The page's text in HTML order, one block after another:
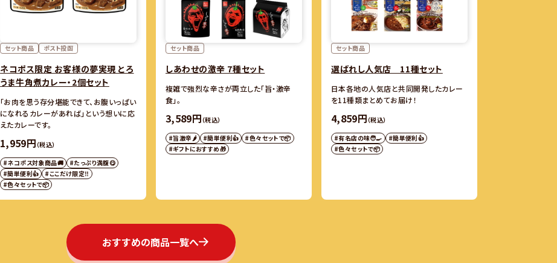
セット商品 ポスト投函
ネコポス限定 お客様の夢実現 とろ
うま牛角煮カレー・2個セット
「お肉を思う存分堪能できて、お腹いっぱい
になれるカレーがあれば」という想いに応
えたカレーです。
1,959円（税込）
#ネコポス対象商品🚚
#たっぷり満腹😋
#簡単便利👍
#ここだけ限定‼️
#色々セットで📦
セット商品
しあわせの激辛 7種セット
複雑で強烈な辛さが両立した「旨・激辛
食」。
3,589円（税込）
#旨激辛🌶
#簡単便利👍
#色々セットで📦
#ギフトにおすすめ🎁
セット商品
選ばれし人気店 11種セット
日本各地の人気店と共同開発したカレー
を11種類まとめてお届け！
4,859円（税込）
#有名店の味🧑‍🍳
#簡単便利👍
#色々セットで📦
おすすめの商品一覧へ